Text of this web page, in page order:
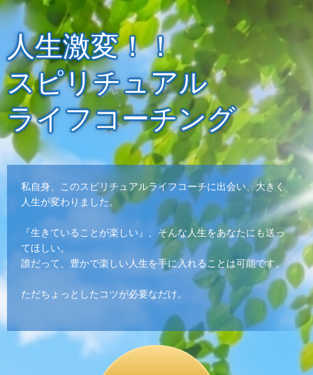
人生激変！！
スピリチュアル
ライフコーチング
私自身、このスピリチュアルライフコーチに出会い、大きく
人生が変わりました。
『生きていることが楽しい』、そんな人生をあなたにも送っ
てほしい。
誰だって、豊かで楽しい人生を手に入れることは可能です。
ただちょっとしたコツが必要なだけ。